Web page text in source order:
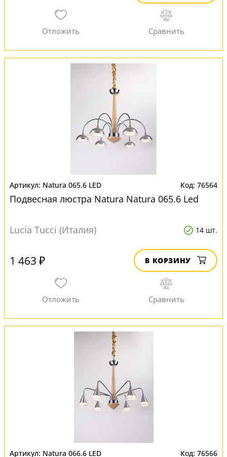
Natura 065.6 LED 76564
Подвесная люстра Natura Natura 065.6 Led
Lucia Tucci (Италия) 14 шт.
1 463 ₽ В КОРЗИНУ
Natura 066.6 LED 76566